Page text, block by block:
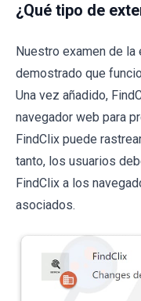
¿Qué tipo de
Nuestro examen de la
demostrado que
Una vez añadido,
navegador web para
FindClix puede
tanto, los usuarios
FindClix a los
asociados.